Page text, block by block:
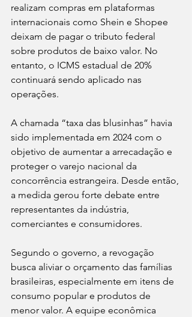
realizam compras em plataformas
internacionais como Shein e Shopee
deixam de pagar o tributo federal
sobre produtos de baixo valor. No
entanto, o ICMS estadual de 20%
continuará sendo aplicado nas
operações.
A chamada “taxa das blusinhas” havia
sido implementada em 2024 com o
objetivo de aumentar a arrecadação e
proteger o varejo nacional da
concorrência estrangeira. Desde então,
a medida gerou forte debate entre
representantes da indústria,
comerciantes e consumidores.
Segundo o governo, a revogação
busca aliviar o orçamento das famílias
brasileiras, especialmente em itens de
consumo popular e produtos de
menor valor. A equipe econômica